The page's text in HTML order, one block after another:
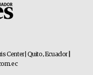
Center | Quito, Ecuador